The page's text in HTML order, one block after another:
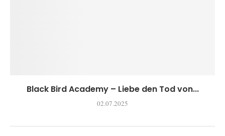
Black Bird Academy – Liebe den Tod von...
02.07.2025